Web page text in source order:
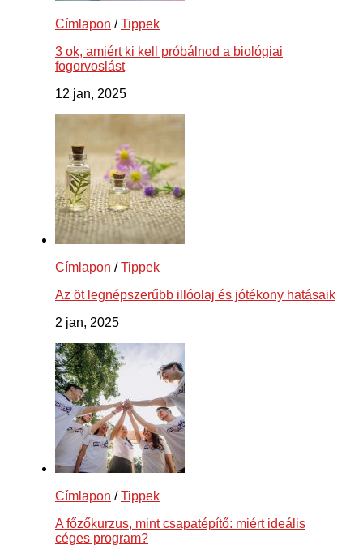
Címlapon /Tippek
3 ok, amiért ki kell próbálnod a biológiai
fogorvoslást
12 jan, 2025
Címlapon /Tippek
Az öt legnépszerűbb illóolaj és jótékony hatásaik
2 jan, 2025
Címlapon /Tippek
A főzőkurzus, mint csapatépítő: miért ideális
céges program?